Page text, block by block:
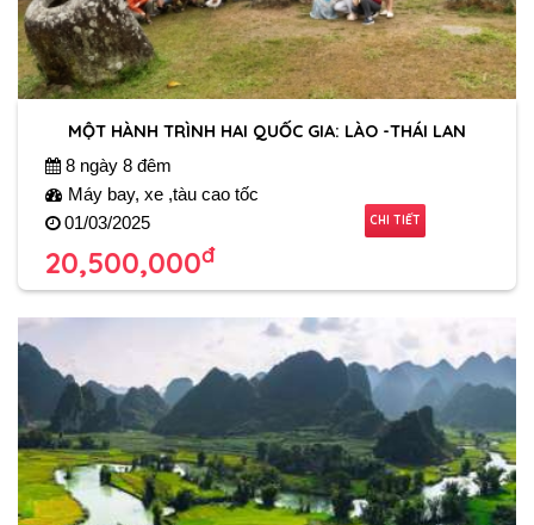
MỘT HÀNH TRÌNH HAI QUỐC GIA: LÀO -THÁI LAN
8 ngày 8 đêm
Máy bay, xe ,tàu cao tốc
01/03/2025
20,500,000đ
CHI TIẾT